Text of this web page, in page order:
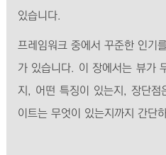
있습니다.
프레임워크 중에서 꾸준한 인기
가 있습니다. 이 장에서는 뷰가
지, 어떤 특징이 있는지, 장단점
이트는 무엇이 있는지까지 간단